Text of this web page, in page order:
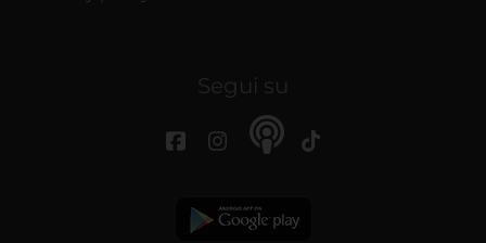
Segui su